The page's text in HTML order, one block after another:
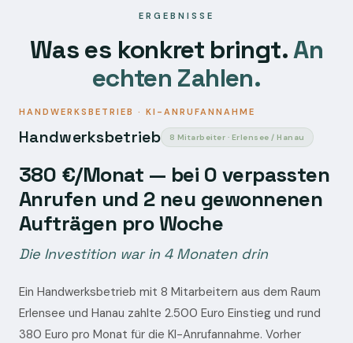
ERGEBNISSE
Was es konkret bringt.An
echten Zahlen.
HANDWERKSBETRIEB · KI-ANRUFANNAHME
Handwerksbetrieb 8 Mitarbeiter · Erlensee / Hanau
380 €/Monat — bei 0 verpassten
Anrufen und 2 neu gewonnenen
Aufträgen pro Woche
Die Investition war in 4 Monaten drin
Ein Handwerksbetrieb mit 8 Mitarbeitern aus dem Raum
Erlensee und Hanau zahlte 2.500 Euro Einstieg und rund
380 Euro pro Monat für die KI-Anrufannahme. Vorher